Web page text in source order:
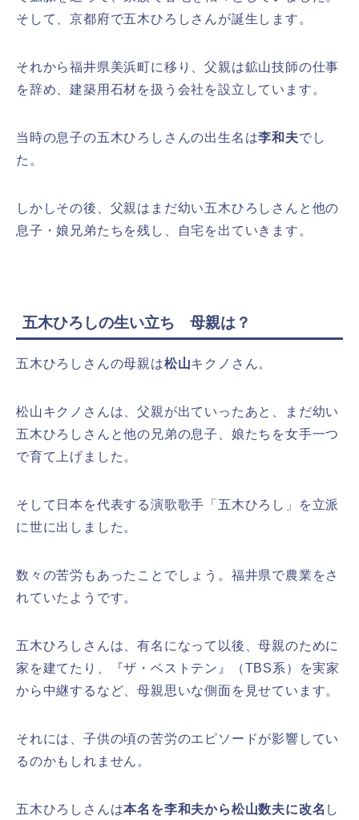
そして、京都府で五木ひろしさんが誕生します。
それから福井県美浜町に移り、父親は鉱山技師の仕事
を辞め、建築用石材を扱う会社を設立しています。
当時の息子の五木ひろしさんの出生名は李和夫でし
た。
しかしその後、父親はまだ幼い五木ひろしさんと他の
息子・娘兄弟たちを残し、自宅を出ていきます。
五木ひろしの生い立ち 母親は？
五木ひろしさんの母親は松山キクノさん。
松山キクノさんは、父親が出ていったあと、まだ幼い
五木ひろしさんと他の兄弟の息子、娘たちを女手一つ
で育て上げました。
そして日本を代表する演歌歌手「五木ひろし」を立派
に世に出しました。
数々の苦労もあったことでしょう。福井県で農業をさ
れていたようです。
五木ひろしさんは、有名になって以後、母親のために
家を建てたり、『ザ・ベストテン』（TBS系）を実家
から中継するなど、母親思いな側面を見せています。
それには、子供の頃の苦労のエピソードが影響してい
るのかもしれません。
五木ひろしさんは本名を李和夫から松山数夫に改名 し